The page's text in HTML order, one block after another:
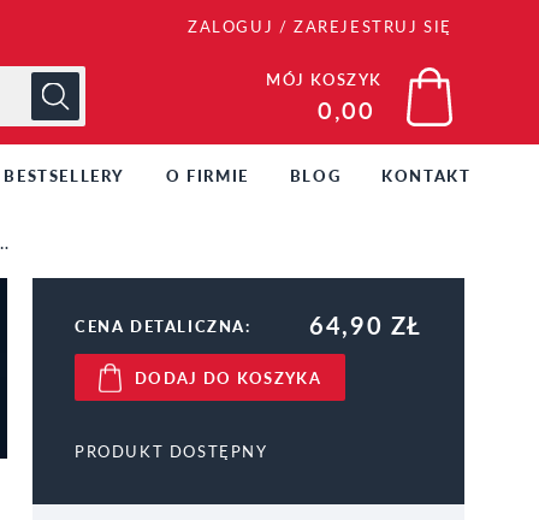
ZALOGUJ / ZAREJESTRUJ SIĘ
MÓJ KOSZYK
0,00
BESTSELLERY O FIRMIE BLOG KONTAKT
CENA DETALICZNA: 64,90 ZŁ
DODAJ DO KOSZYKA
PRODUKT DOSTĘPNY